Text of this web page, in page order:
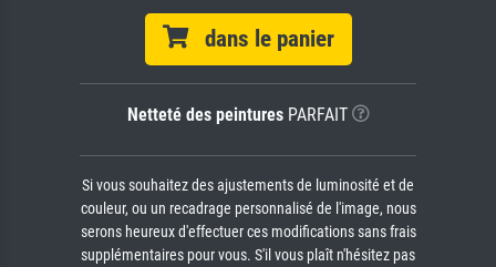
dans le panier
Netteté des peinturesPARFAIT
Si vous souhaitez des ajustements de luminosité et de
couleur, ou un recadrage personnalisé de l'image, nous
serons heureux d'effectuer ces modifications sans frais
supplémentaires pour vous. S'il vous plaît n'hésitez pas